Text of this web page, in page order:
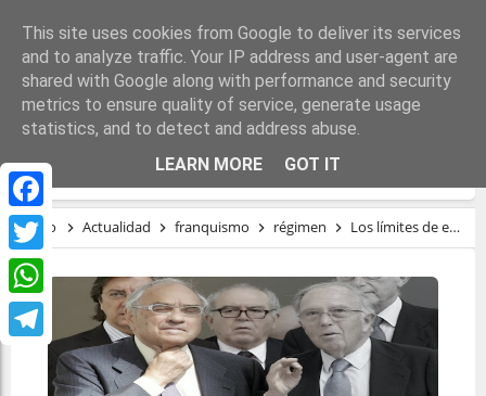
Facebook
Twitter
WhatsApp
Telegram
LOS LÍMITES DE ESTA HISTORIA.
Inicio Actualidad franquismo régimen Los límites de esta historia.
This site uses cookies from Google to deliver its services
and to analyze traffic. Your IP address and user-agent are
shared with Google along with performance and security
metrics to ensure quality of service, generate usage
statistics, and to detect and address abuse.
LEARN MORE
GOT IT